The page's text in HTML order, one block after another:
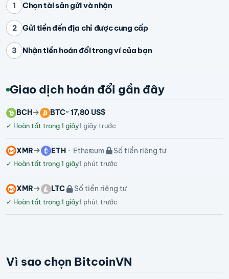
1 Chọn tài sản gửi và nhận
2 Gửi tiền đến địa chỉ được cung cấp
3 Nhận tiền hoán đổi trong ví của bạn
Giao dịch hoán đổi gần đây
BCH BTC~ 17,80 US$
✓ Hoàn tất trong 1 giây1 giây trước
XMR ETH Ethereum Số tiền riêng tư
✓ Hoàn tất trong 1 giây1 phút trước
XMR LTC Số tiền riêng tư
✓ Hoàn tất trong 1 giây1 phút trước
Vì sao chọn BitcoinVN